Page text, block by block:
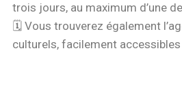
trois jours, au maximum d’une
🗓️ Vous trouverez également
culturels, facilement accessibles